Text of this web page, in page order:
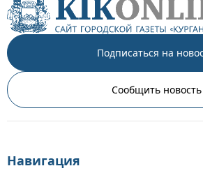
Подписаться на
Сообщить новость
Навигация